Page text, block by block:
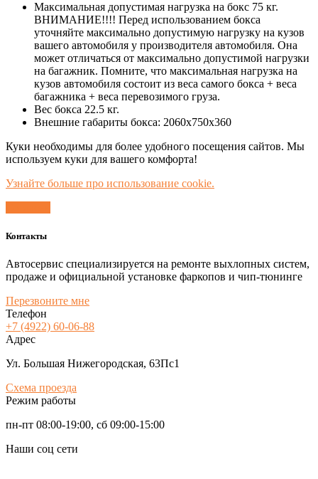
Максимальная допустимая нагрузка на бокс 75 кг.
ВНИМАНИЕ!!!! Перед использованием бокса
уточняйте максимально допустимую нагрузку на кузов
вашего автомобиля у производителя автомобиля. Она
может отличаться от максимально допустимой нагрузки
на багажник. Помните, что максимальная нагрузка на
кузов автомобиля состоит из веса самого бокса + веса
багажника + веса перевозимого груза.
Вес бокса 22.5 кг.
Внешние габариты бокса: 2060х750х360
Куки необходимы для более удобного посещения сайтов. Мы
используем куки для вашего комфорта!
Узнайте больше про использование cookie.
Контакты
Автосервис специализируется на ремонте выхлопных систем,
продаже и официальной установке фаркопов и чип-тюнинге
Перезвоните мне
Телефон
+7 (4922) 60-06-88
Адрес
Ул. Большая Нижегородская, 63Пс1
Схема проезда
Режим работы
пн-пт 08:00-19:00, сб 09:00-15:00
Наши соц сети